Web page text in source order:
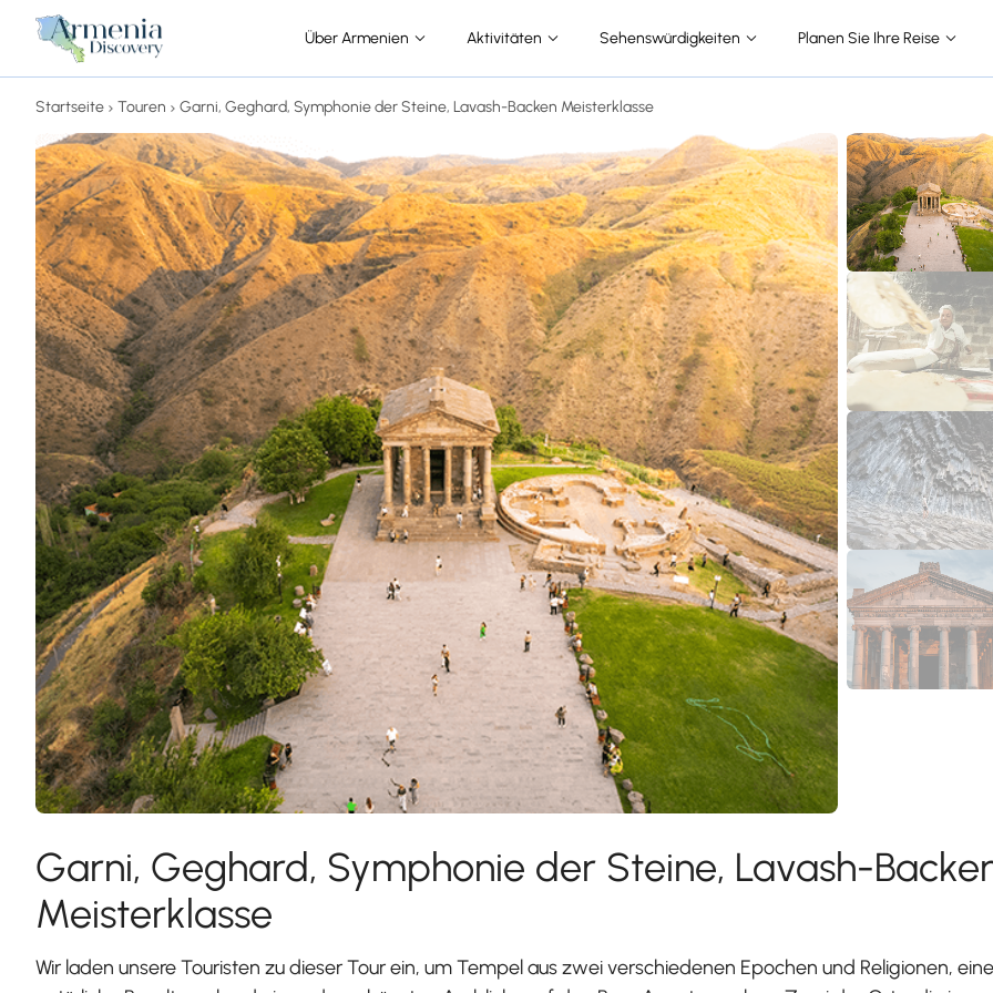
Über Armenien Aktivitäten Sehenswürdigkeiten Planen Sie Ihre Reise
Startseite Touren Garni, Geghard, Symphonie der Steine, Lavash-Backen Meisterklasse
Garni, Geghard, Symphonie der Steine, Lavash-
Meisterklasse
Wir laden unsere Touristen zu dieser Tour ein, um Tempel aus zwei verschiedenen Epochen und Religionen, eine